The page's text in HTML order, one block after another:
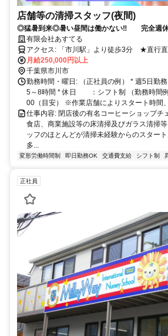
店舗等の清掃スタッフ(夜間)
◎猛暑到来◎暑い昼間は働かない‼ 完全週
し給与に反映しています。 26～30万スター
有限会社あすてる
アクセス: 「市川駅」より徒歩3分 ★直行直帰も可 各駐車場までマ
イカー・バイク通勤も可
月給250,000円以上
千葉県市川市
勤務時間・曜日: （正社員の例） * 週5日勤
5～8時間 * 休日 ：シフト制 （勤務時間例
00（目安） ※作業店舗によりスタート時間
仕事内容: 閉店後の有名コーヒーショップチ
食店、商業施設等の床清掃及びガラス清掃
ッフのほとんどが清掃未経験からのスター
多...
変形労働時間制 即日勤務OK 交通費支給 シフト制
正社員